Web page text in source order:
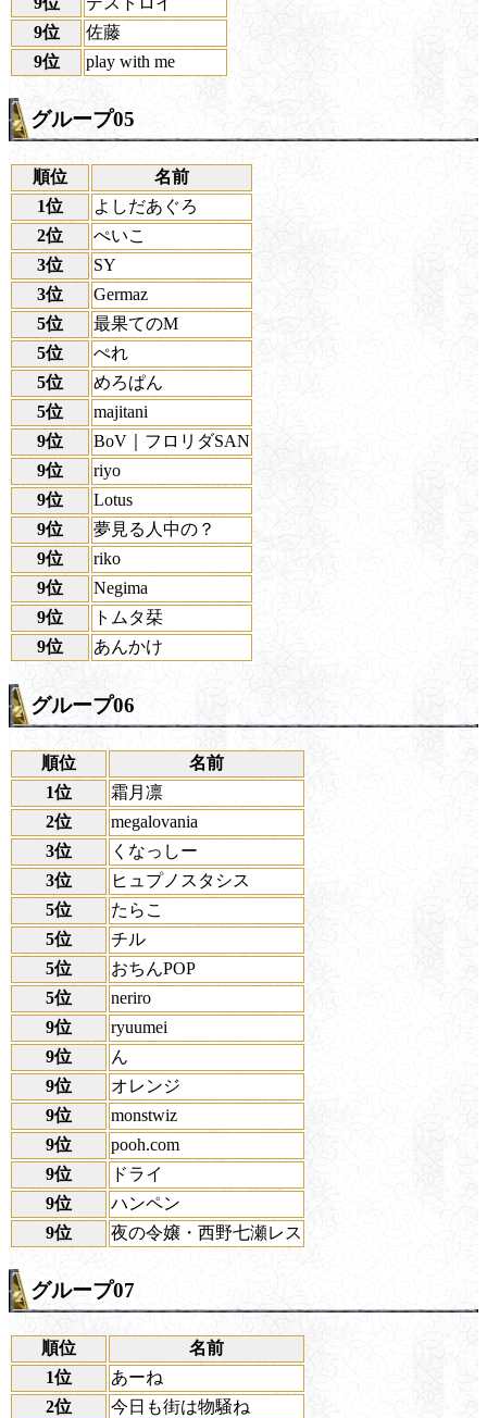
9位
佐藤
9位
play with me
グループ05
順位
名前
1位
よしだあぐろ
2位
ぺいこ
3位
SY
3位
Germaz
5位
最果てのM
5位
ぺれ
5位
めろぱん
5位
majitani
9位
BoV｜フロリダSAN
9位
riyo
9位
Lotus
9位
夢見る人中の？
9位
riko
9位
Negima
9位
トムタ栞
9位
あんかけ
グループ06
順位
名前
1位
霜月凛
2位
megalovania
3位
くなっしー
3位
ヒュプノスタシス
5位
たらこ
5位
チル
5位
おちんPOP
5位
neriro
9位
ryuumei
9位
ん
9位
オレンジ
9位
monstwiz
9位
pooh.com
9位
ドライ
9位
ハンペン
9位
夜の令嬢・西野七瀬レス
グループ07
順位
名前
1位
あーね
2位
今日も街は物騒ね